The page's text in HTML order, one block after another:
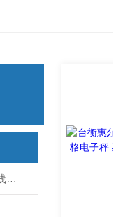
GX-400精密绿巨人视频在线观看官网